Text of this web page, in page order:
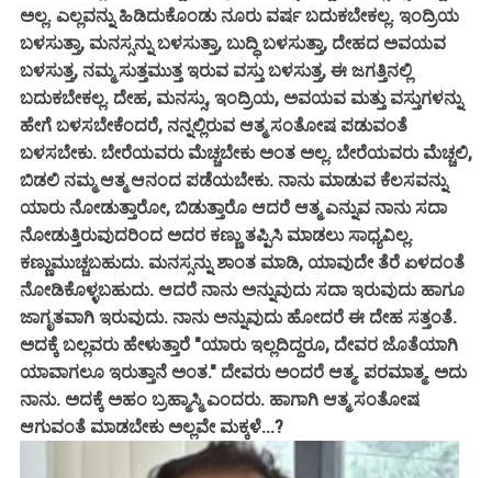
ಅಲ್ಲ. ಎಲ್ಲವನ್ನು ಹಿಡಿದುಕೊಂಡು ನೂರು ವರ್ಷ ಬದುಕಬೇಕಲ್ಲ. ಇಂದ್ರಿಯ
ಬಳಸುತ್ತಾ, ಮನಸ್ಸನ್ನು ಬಳಸುತ್ತಾ, ಬುದ್ಧಿ ಬಳಸುತ್ತಾ, ದೇಹದ ಅವಯವ
ಬಳಸುತ್ತ, ನಮ್ಮ ಸುತ್ತಮುತ್ತ ಇರುವ ವಸ್ತು ಬಳಸುತ್ತ, ಈ ಜಗತ್ತಿನಲ್ಲಿ
ಬದುಕಬೇಕಲ್ಲ. ದೇಹ, ಮನಸ್ಸು, ಇಂದ್ರಿಯ, ಅವಯವ ಮತ್ತು ವಸ್ತುಗಳನ್ನು
ಹೇಗೆ ಬಳಸಬೇಕೆಂದರೆ, ನನ್ನಲ್ಲಿರುವ ಆತ್ಮ ಸಂತೋಷ ಪಡುವಂತೆ
ಬಳಸಬೇಕು. ಬೇರೆಯವರು ಮೆಚ್ಚಬೇಕು ಅಂತ ಅಲ್ಲ. ಬೇರೆಯವರು ಮೆಚ್ಚಲಿ,
ಬಿಡಲಿ ನಮ್ಮ ಆತ್ಮ ಆನಂದ ಪಡೆಯಬೇಕು. ನಾನು ಮಾಡುವ ಕೆಲಸವನ್ನು
ಯಾರು ನೋಡುತ್ತಾರೋ, ಬಿಡುತ್ತಾರೊ ಆದರೆ ಆತ್ಮ ಎನ್ನುವ ನಾನು ಸದಾ
ನೋಡುತ್ತಿರುವುದರಿಂದ ಅದರ ಕಣ್ಣು ತಪ್ಪಿಸಿ ಮಾಡಲು ಸಾಧ್ಯವಿಲ್ಲ.
ಕಣ್ಣುಮುಚ್ಚಬಹುದು. ಮನಸ್ಸನ್ನು ಶಾಂತ ಮಾಡಿ, ಯಾವುದೇ ತೆರೆ ಏಳದಂತೆ
ನೋಡಿಕೊಳ್ಳಬಹುದು. ಆದರೆ ನಾನು ಅನ್ನುವುದು ಸದಾ ಇರುವುದು ಹಾಗೂ
ಜಾಗೃತವಾಗಿ ಇರುವುದು. ನಾನು ಅನ್ನುವುದು ಹೋದರೆ ಈ ದೇಹ ಸತ್ತಂತೆ.
ಅದಕ್ಕೆ ಬಲ್ಲವರು ಹೇಳುತ್ತಾರೆ "ಯಾರು ಇಲ್ಲದಿದ್ದರೂ, ದೇವರ ಜೊತೆಯಾಗಿ
ಯಾವಾಗಲೂ ಇರುತ್ತಾನೆ ಅಂತ." ದೇವರು ಅಂದರೆ ಆತ್ಮ. ಪರಮಾತ್ಮ. ಅದು
ನಾನು. ಅದಕ್ಕೆ ಅಹಂ ಬ್ರಹ್ಮಾಸ್ಮಿ ಎಂದರು. ಹಾಗಾಗಿ ಆತ್ಮ ಸಂತೋಷ
ಆಗುವಂತೆ ಮಾಡಬೇಕು ಅಲ್ಲವೇ ಮಕ್ಕಳೆ...?